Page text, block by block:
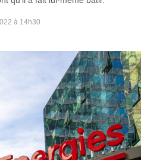
à 14h30